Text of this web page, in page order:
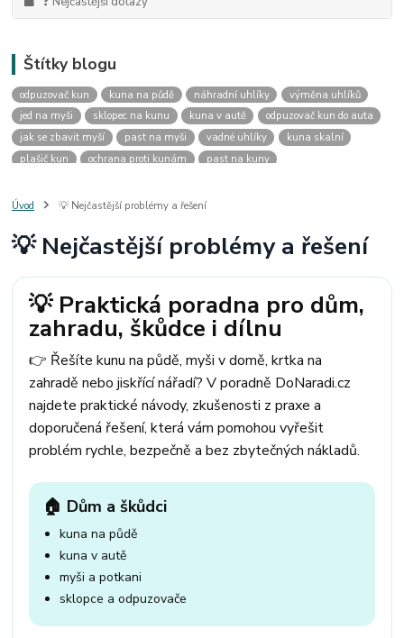
Štítky blogu
odpuzovač kun kuna na půdě náhradní uhlíky
výměna uhlíků
jed na myši
sklopec na kunu kuna v autě
odpuzovač kun do auta
jak se zbavit myší
past na myši vadné uhlíky
kuna skalní
plašič kun
ochrana proti kunám
past na kuny
past na kunu
myši v domě odpuzovač myší
štěnice
štěnice v hotelu jak se zbavit kuny
kuna ve střeše
mravenci a mšice
uhlíky do nářadí
uhlíky do nařadí
uhlíky do vysavače
uhlíky do pračky uhlíky do
uhlíky parkside
uhlíky ferm uhlíky makita
uhlíkové kartáče
kde sehnat uhlíky
kde koupit uhlíky
Úvod 💡 Nejčastější problémy a řešení
💡 Nejčastější problémy a řešení
💡 Praktická poradna pro dům,
zahradu, škůdce i dílnu
👉 Řešíte kunu na půdě, myši v domě, krtka na
zahradě nebo jiskřící nářadí? V poradně DoNaradi.cz
najdete praktické návody, zkušenosti z praxe a
doporučená řešení, která vám pomohou vyřešit
problém rychle, bezpečně a bez zbytečných nákladů.
🏠 Dům a škůdci
kuna na půdě
kuna v autě
myši a potkani
sklopce a odpuzovače